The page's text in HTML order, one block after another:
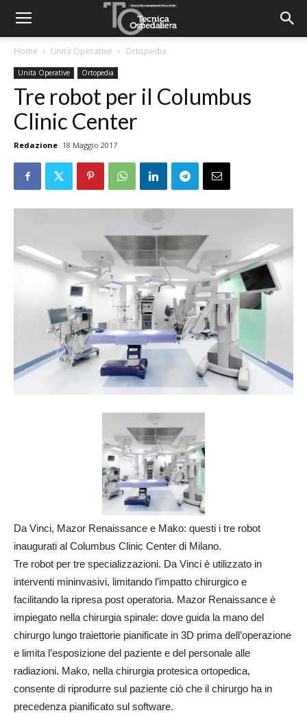
Home Unità Operative Ortopedia
Unità Operative Ortopedia
Tre robot per il Columbus
Clinic Center
Redazione 18 Maggio 2017
Da Vinci, Mazor Renaissance e Mako: questi i tre robot
inaugurati al Columbus Clinic Center di Milano.
Tre robot per tre specializzazioni. Da Vinci è utilizzato in
interventi mininvasivi, limitando l’impatto chirurgico e
facilitando la ripresa post operatoria. Mazor Renaissance è
impiegato nella chirurgia spinale: dove guida la mano del
chirurgo lungo traiettorie pianificate in 3D prima dell’operazione
e limita l’esposizione del paziente e del personale alle
radiazioni. Mako, nella chirurgia protesica ortopedica,
consente di riprodurre sul paziente ciò che il chirurgo ha in
precedenza pianificato sul software.